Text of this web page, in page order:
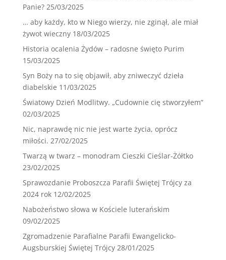
Panie? 25/03/2025
… aby każdy, kto w Niego wierzy, nie zginął, ale miał
żywot wieczny 18/03/2025
Historia ocalenia Żydów – radosne święto Purim
15/03/2025
Syn Boży na to się objawił, aby zniweczyć dzieła
diabelskie 11/03/2025
Światowy Dzień Modlitwy. „Cudownie cię stworzyłem”
02/03/2025
Nic, naprawdę nic nie jest warte życia, oprócz
miłości. 27/02/2025
Twarzą w twarz – monodram Cieszki Cieślar-Żółtko
23/02/2025
Sprawozdanie Proboszcza Parafii Świętej Trójcy za
2024 rok 12/02/2025
Nabożeństwo słowa w Kościele luterańskim
09/02/2025
Zgromadzenie Parafialne Parafii Ewangelicko-
Augsburskiej Świętej Trójcy 28/01/2025